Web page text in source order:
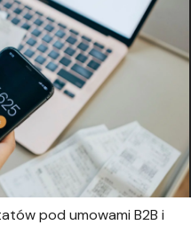
pod umowami B2B i